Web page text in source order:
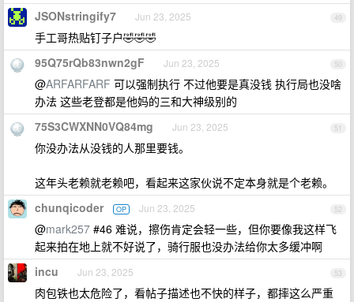
49
JSONstringify7 Jun 23, 2025
手工哥热贴钉子户🤣🤣🤣
50
95Q75rQb83nwn2gF Jun 23, 2025
@ARFARFARF 可以强制执行 不过他要是真没钱 执行局也没啥
办法 这些老登都是他妈的三和大神级别的
51
75S3CWXNN0VQ84mg Jun 23, 2025
你没办法从没钱的人那里要钱。
这年头老赖就老赖吧，看起来这家伙说不定本身就是个老赖。
52
chunqicoder OP Jun 23, 2025
@mark257 #46 难说，擦伤肯定会轻一些，但你要像我这样飞
起来拍在地上就不好说了，骑行服也没办法给你太多缓冲啊
53
incu Jun 23, 2025
肉包铁也太危险了，看帖子描述也不快的样子，都摔这么严重